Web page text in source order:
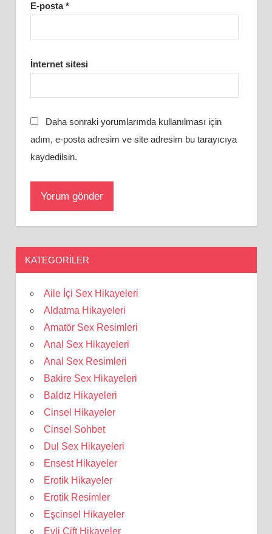
E-posta*
İnternet sitesi
Daha sonraki yorumlarımda kullanılması için
adım, e-posta adresim ve site adresim bu tarayıcıya
kaydedilsin.
KATEGORILER
Aile İçi Sex Hikayeleri
Aldatma Hikayeleri
Amatör Sex Resimleri
Anal Sex Hikayeleri
Anal Sex Resimleri
Bakire Sex Hikayeleri
Baldız Hikayeleri
Cinsel Hikayeler
Cinsel Sohbet
Dul Sex Hikayeleri
Ensest Hikayeler
Erotik Hikayeler
Erotik Resimler
Eşcinsel Hikayeler
Evli Çift Hikayeler